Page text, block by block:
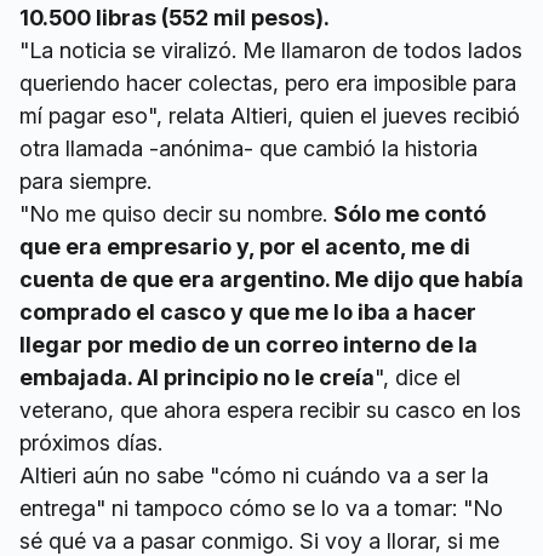
10.500 libras (552 mil pesos).
"La noticia se viralizó. Me llamaron de todos lados
queriendo hacer colectas, pero era imposible para
mí pagar eso", relata Altieri, quien el jueves recibió
otra llamada -anónima- que cambió la historia
para siempre.
"No me quiso decir su nombre. Sólo me contó
que era empresario y, por el acento, me di
cuenta de que era argentino. Me dijo que había
comprado el casco y que me lo iba a hacer
llegar por medio de un correo interno de la
embajada. Al principio no le creía", dice el
veterano, que ahora espera recibir su casco en los
próximos días.
Altieri aún no sabe "cómo ni cuándo va a ser la
entrega" ni tampoco cómo se lo va a tomar: "No
sé qué va a pasar conmigo. Si voy a llorar, si me